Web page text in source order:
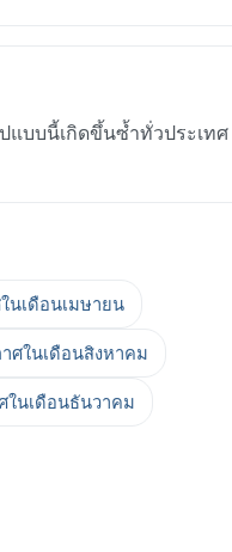
แบบนี้เกิดขึ้นซ้ำทั่วประเทศ
นเดือนเมษายน
ศในเดือนสิงหาคม
ในเดือนธันวาคม